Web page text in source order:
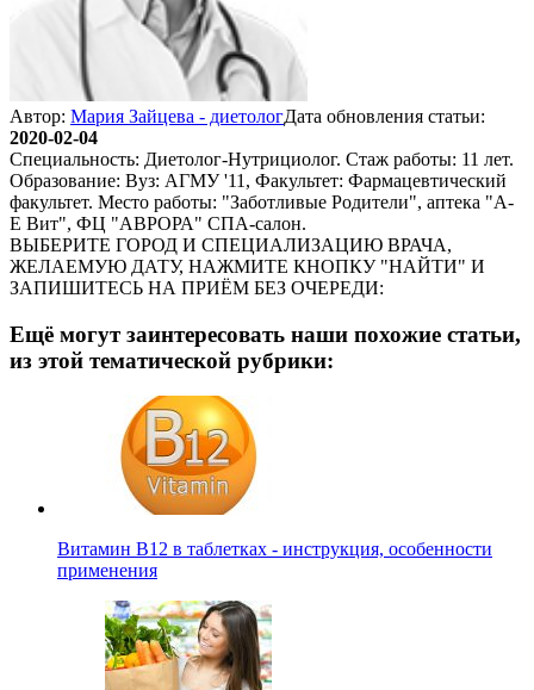
Автор: Мария Зайцева - диетологДата обновления статьи:
2020-02-04
Специальность: Диетолог-Нутрициолог. Стаж работы: 11 лет.
Образование: Вуз: АГМУ '11, Факультет: Фармацевтический
факультет. Место работы: "Заботливые Родители", аптека "А-
Е Вит", ФЦ "АВРОРА" СПА-салон.
ВЫБЕРИТЕ ГОРОД И СПЕЦИАЛИЗАЦИЮ ВРАЧА,
ЖЕЛАЕМУЮ ДАТУ, НАЖМИТЕ КНОПКУ "НАЙТИ" И
ЗАПИШИТЕСЬ НА ПРИЁМ БЕЗ ОЧЕРЕДИ:
Ещё могут заинтересовать наши похожие статьи,
из этой тематической рубрики:
Витамин B12 в таблетках - инструкция, особенности
применения